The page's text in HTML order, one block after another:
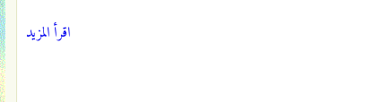
اقرأ المزيد